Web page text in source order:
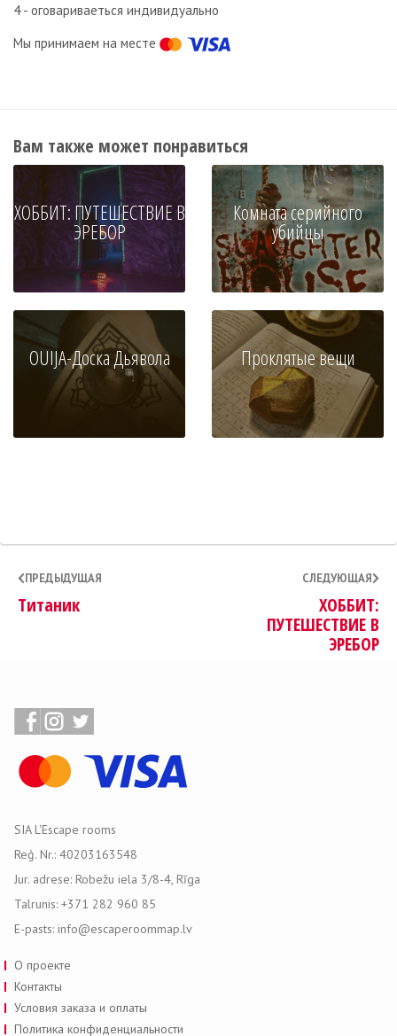
4 - оговариваеться индивидуально
Мы принимаем на месте
Вам также может понравиться
ХОББИТ: ПУТЕШЕСТВИЕ В
ЭРЕБОР
Комната серийного
убийцы
OUIJA-Доска Дьявола Проклятые вещи
ПРЕДЫДУЩАЯ
Титаник
СЛЕДУЮЩАЯ
ХОББИТ:
ПУТЕШЕСТВИЕ В
ЭРЕБОР
SIA L'Escape rooms
Reģ. Nr.: 40203163548
Jur. adrese: Robežu iela 3/8-4, Rīga
Talrunis: +371 282 960 85
E-pasts: info@escaperoommap.lv
О проекте
Контакты
Условия заказа и оплаты
Политика конфиденциальности